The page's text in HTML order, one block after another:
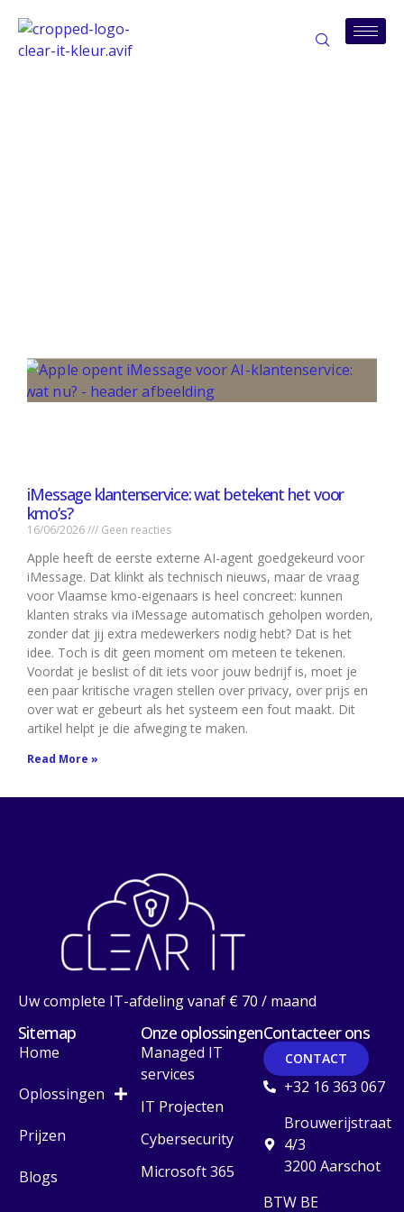
iMessage klantenservice: wat betekent het voor
kmo’s?
16/06/2026 Geen reacties
Apple heeft de eerste externe AI-agent goedgekeurd voor
iMessage. Dat klinkt als technisch nieuws, maar de vraag
voor Vlaamse kmo-eigenaars is heel concreet: kunnen
klanten straks via iMessage automatisch geholpen worden,
zonder dat jij extra medewerkers nodig hebt? Dat is het
idee. Toch is dit geen moment om meteen te tekenen.
Voordat je beslist of dit iets voor jouw bedrijf is, moet je
een paar kritische vragen stellen over privacy, over prijs en
over wat er gebeurt als het systeem een fout maakt. Dit
artikel helpt je die afweging te maken.
Read More »
Uw complete IT-afdeling vanaf € 70 / maand
Sitemap
Home
Oplossingen
Prijzen
Blogs
Onze oplossingen
Managed IT
services
IT Projecten
Cybersecurity
Microsoft 365
Contacteer ons
CONTACT
+32 16 363 067
Brouwerijstraat
4/3
3200 Aarschot
BTW BE